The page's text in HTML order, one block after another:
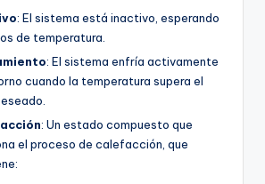
: El sistema está inactivo, esperando
de temperatura.
: El sistema enfría activamente
cuando la temperatura supera el
: Un estado compuesto que
el proceso de calefacción, que